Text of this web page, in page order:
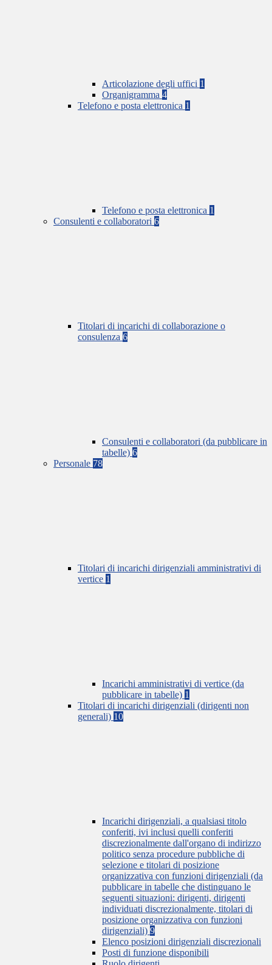
Articolazione degli uffici 1
Organigramma 4
Telefono e posta elettronica 1
Telefono e posta elettronica 1
Consulenti e collaboratori 6
Titolari di incarichi di collaborazione o
consulenza 6
Consulenti e collaboratori (da pubblicare in
tabelle) 6
Personale 78
Titolari di incarichi dirigenziali amministrativi di
vertice 1
Incarichi amministrativi di vertice (da
pubblicare in tabelle) 1
Titolari di incarichi dirigenziali (dirigenti non
generali) 10
Incarichi dirigenziali, a qualsiasi titolo
conferiti, ivi inclusi quelli conferiti
discrezionalmente dall'organo di indirizzo
politico senza procedure pubbliche di
selezione e titolari di posizione
organizzativa con funzioni dirigenziali (da
pubblicare in tabelle che distinguano le
seguenti situazioni: dirigenti, dirigenti
individuati discrezionalmente, titolari di
posizione organizzativa con funzioni
dirigenziali) 9
Elenco posizioni dirigenziali discrezionali
Posti di funzione disponibili